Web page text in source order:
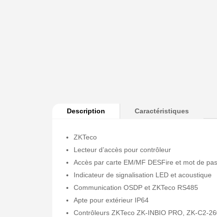
Description Caractéristiques
ZKTeco
Lecteur d’accès pour contrôleur
Accès par carte EM/MF DESFire et mot de
Indicateur de signalisation LED et acoustique
Communication OSDP et ZKTeco RS485
Apte pour extérieur IP64
Contrôleurs ZKTeco ZK-INBIO PRO, ZK-C2-